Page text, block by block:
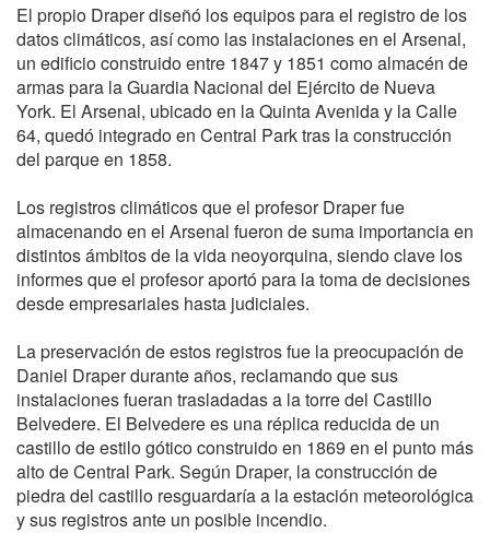
El propio Draper diseñó los equipos para el registro de los
datos climáticos, así como las instalaciones en el Arsenal,
un edificio construido entre 1847 y 1851 como almacén de
armas para la Guardia Nacional del Ejército de Nueva
York. El Arsenal, ubicado en la Quinta Avenida y la Calle
64, quedó integrado en Central Park tras la construcción
del parque en 1858.
Los registros climáticos que el profesor Draper fue
almacenando en el Arsenal fueron de suma importancia en
distintos ámbitos de la vida neoyorquina, siendo clave los
informes que el profesor aportó para la toma de decisiones
desde empresariales hasta judiciales.
La preservación de estos registros fue la preocupación de
Daniel Draper durante años, reclamando que sus
instalaciones fueran trasladadas a la torre del Castillo
Belvedere. El Belvedere es una réplica reducida de un
castillo de estilo gótico construido en 1869 en el punto más
alto de Central Park. Según Draper, la construcción de
piedra del castillo resguardaría a la estación meteorológica
y sus registros ante un posible incendio.